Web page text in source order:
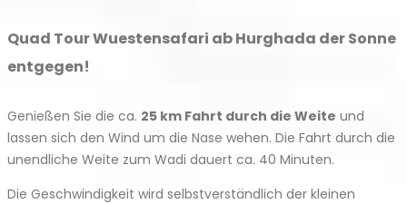
Quad Tour Wuestensafari ab Hurghada der Sonne
entgegen!
Genießen Sie die ca. 25 km Fahrt durch die Weite und
lassen sich den Wind um die Nase wehen. Die Fahrt durch die
unendliche Weite zum Wadi dauert ca. 40 Minuten.
Die Geschwindigkeit wird selbstverständlich der kleinen